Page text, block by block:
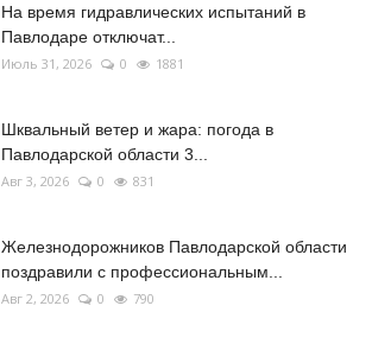
На время гидравлических испытаний в
Павлодаре отключат...
Июль 31, 2026 0 1881
Шквальный ветер и жара: погода в
Павлодарской области 3...
Авг 3, 2026 0 831
Железнодорожников Павлодарской области
поздравили с профессиональным...
Авг 2, 2026 0 790